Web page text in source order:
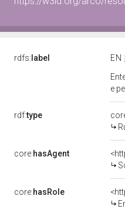
rdfs: label EN
e
rdf:type
core:hasAgent
core:hasRole